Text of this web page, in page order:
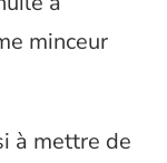
minceur
à mettre de